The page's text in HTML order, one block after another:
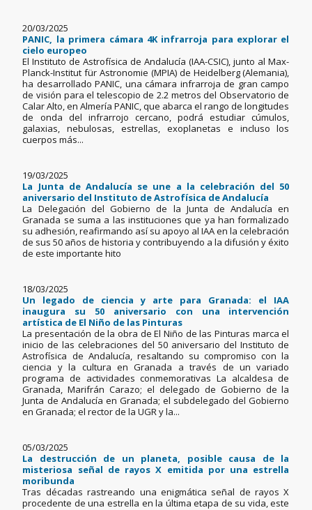
20/03/2025
PANIC, la primera cámara 4K infrarroja para explorar el
cielo europeo
El Instituto de Astrofísica de Andalucía (IAA-CSIC), junto al Max-
Planck-Institut für Astronomie (MPIA) de Heidelberg (Alemania),
ha desarrollado PANIC, una cámara infrarroja de gran campo
de visión para el telescopio de 2.2 metros del Observatorio de
Calar Alto, en Almería PANIC, que abarca el rango de longitudes
de onda del infrarrojo cercano, podrá estudiar cúmulos,
galaxias, nebulosas, estrellas, exoplanetas e incluso los
cuerpos más...
19/03/2025
La Junta de Andalucía se une a la celebración del 50
aniversario del Instituto de Astrofísica de Andalucía
La Delegación del Gobierno de la Junta de Andalucía en
Granada se suma a las instituciones que ya han formalizado
su adhesión, reafirmando así su apoyo al IAA en la celebración
de sus 50 años de historia y contribuyendo a la difusión y éxito
de este importante hito
18/03/2025
Un legado de ciencia y arte para Granada: el IAA
inaugura su 50 aniversario con una intervención
artística de El Niño de las Pinturas
La presentación de la obra de El Niño de las Pinturas marca el
inicio de las celebraciones del 50 aniversario del Instituto de
Astrofísica de Andalucía, resaltando su compromiso con la
ciencia y la cultura en Granada a través de un variado
programa de actividades conmemorativas La alcaldesa de
Granada, Marifrán Carazo; el delegado de Gobierno de la
Junta de Andalucía en Granada; el subdelegado del Gobierno
en Granada; el rector de la UGR y la...
05/03/2025
La destrucción de un planeta, posible causa de la
misteriosa señal de rayos X emitida por una estrella
moribunda
Tras décadas rastreando una enigmática señal de rayos X
procedente de una estrella en la última etapa de su vida, este